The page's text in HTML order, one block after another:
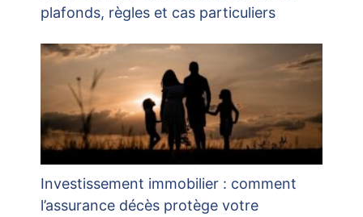
plafonds, règles et cas particuliers
Investissement immobilier : comment
l’assurance décès protège votre